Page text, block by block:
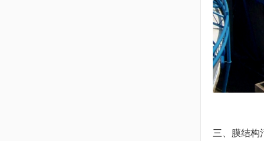
三、膜结构